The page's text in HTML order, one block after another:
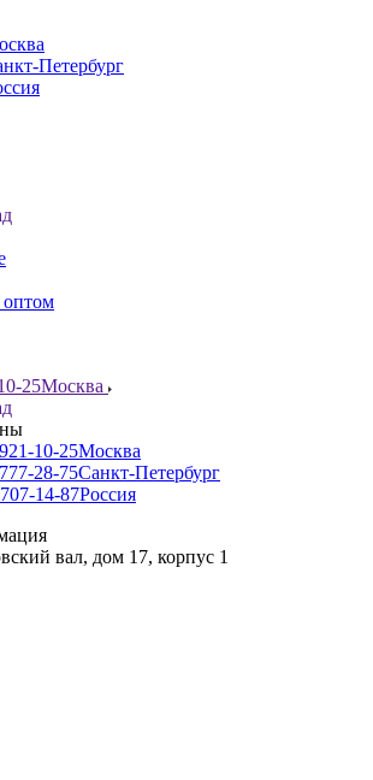
Петербург
оптом
25Москва
10-25Москва
28-75Санкт-Петербург
14-87Россия
вал, дом 17, корпус 1